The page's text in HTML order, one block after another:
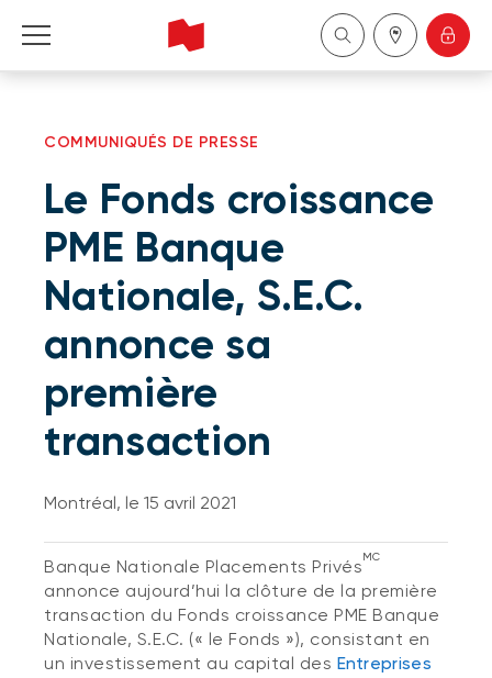
À propos de nous
Devenir client
English
COMMUNIQUÉS DE PRESSE
Le Fonds croissance
PME Banque
Nationale, S.E.C.
annonce sa
première
transaction
Montréal, le 15 avril 2021
Banque Nationale Placements PrivésMC
annonce aujourd’hui la clôture de la première
transaction du Fonds croissance PME Banque
Nationale, S.E.C. (« le Fonds »), consistant en
un investissement au capital des Entreprises